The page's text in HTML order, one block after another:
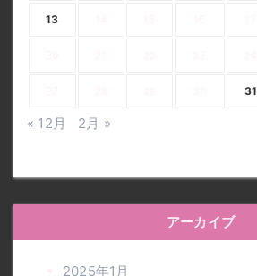
13
31
« 12月 2月 »
アーカイブ
2025年1月